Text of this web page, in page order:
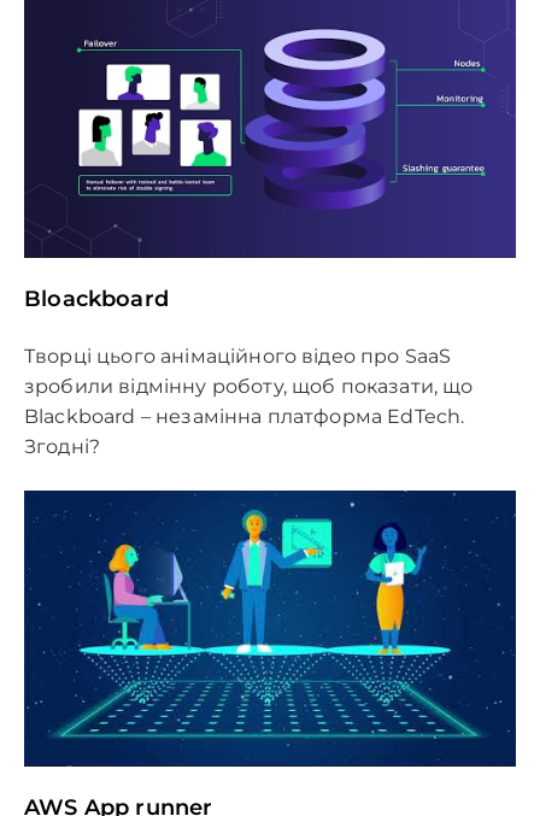
Bloackboard
Творці цього анімаційного відео про SaaS
зробили відмінну роботу, щоб показати, що
Blackboard – незамінна платформа EdTech.
Згодні?
AWS App runner